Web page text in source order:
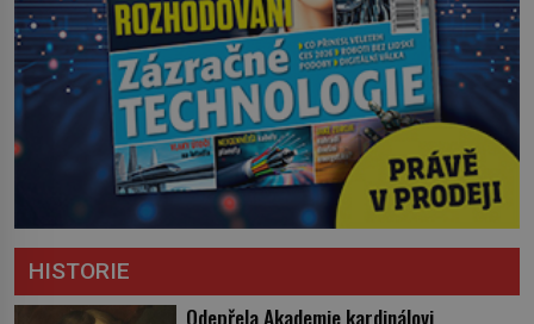
HISTORIE
Odepřela Akademie kardinálovi